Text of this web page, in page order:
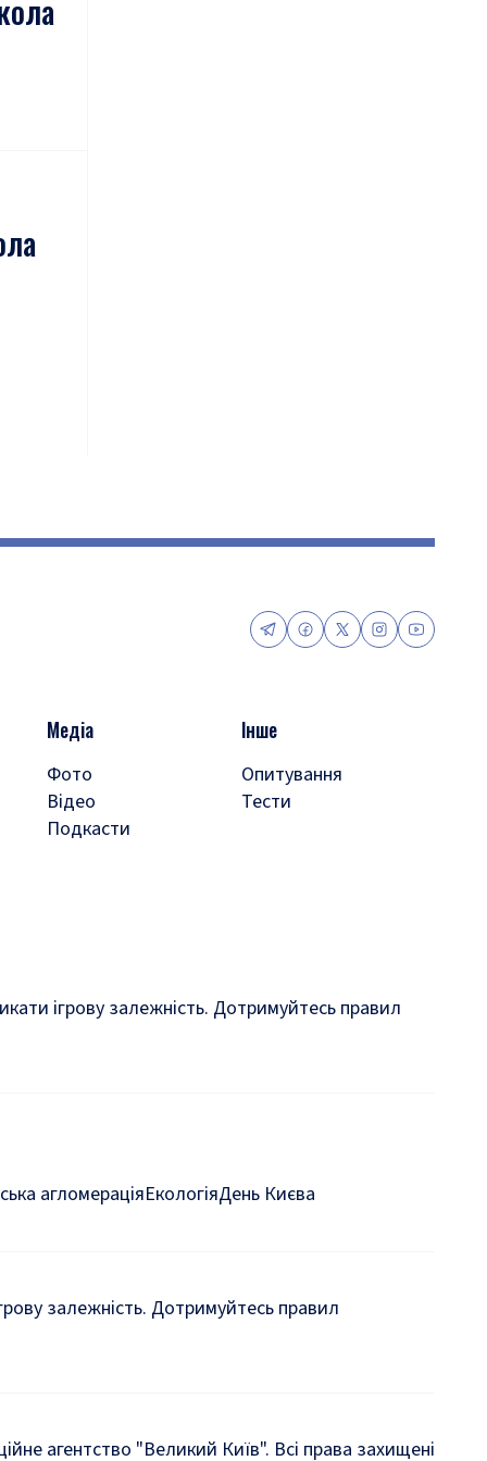
Медіа
Фото
Відео
Подкасти
Інше
Опитування
Тести
ігрову залежність. Дотримуйтесь правил
агломераціяЕкологіяДень Києва
залежність. Дотримуйтесь правил
агентство "Великий Київ". Всі права захищені